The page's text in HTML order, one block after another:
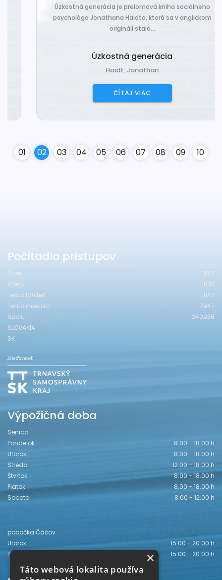
Úzkostná generácia je prelomová kniha sociálneho
psychológa Jonathana Haidta, ktorá sa v anglickom
origináli stala...
Úzkostná generácia
Haidt, Jonathan
ČÍTAJ VIAC
01 02 03 04 05 06 07 08 09 10
Počítadlo prístupov
Dnes
1147
Včera
833
Tento týždeň
1147
Tento mesiac
7947
Spolu
240936
SLOVAKIA
SK
Výpožičná doba
Senica
Pondelok
8.00 - 18.00 h
Utorok
8.00 - 18.00 h
Streda
12.00 - 18.00 h
Štvrtok
8.00 - 18.00 h
Piatok
8.00 - 18.00 h
Sobota
8.00 - 12.00 h
pobočka Čáčov
Utorok
15.00 - 20.00 h
Piatok
15.00 - 20.00 h
×
Táto webová lokalita používa